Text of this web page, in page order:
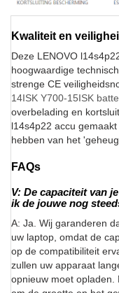
Kwaliteit en
Deze LENOVO
hoogwaardige
strenge CE
14ISK Y700-15ISK
overbelading en
l14s4p22 accu
hebben van het
FAQs
V: De capaciteit van
ik de jouwe nog
A: Ja. Wij garanderen
uw laptop, omdat de
op de compatibiliteit
zullen uw apparaat
opnieuw moet opladen.